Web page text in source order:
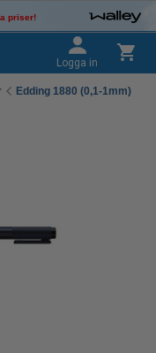
priser!
Logga in
Edding 1880 (0,1-1mm)